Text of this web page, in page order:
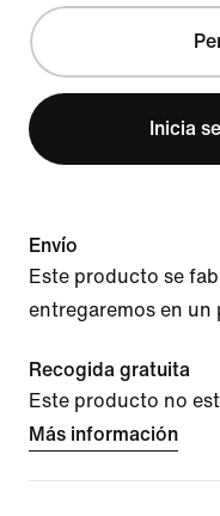
Inicia
Envío
Este producto se
entregaremos en un
Recogida gratuita
Este producto no
Más información